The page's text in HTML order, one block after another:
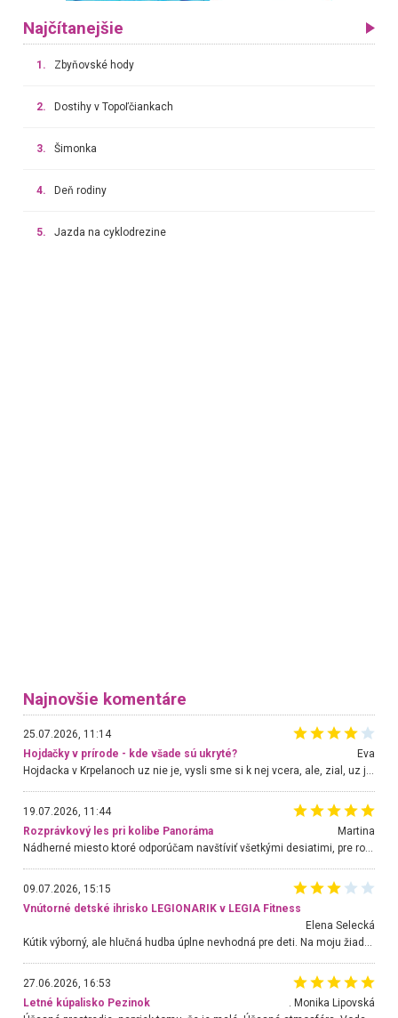
Najčítanejšie
1. Zbyňovské hody
2. Dostihy v Topoľčiankach
3. Šimonka
4. Deň rodiny
5. Jazda na cyklodrezine
Najnovšie komentáre
25.07.2026, 11:14
Hojdačky v prírode - kde všade sú ukryté?
Eva
Hojdacka v Krpelanoch uz nie je, vysli sme si k nej vcera, ale, zial, uz je znicena. Ak sem planujete cestu len kvoli hojdacke, mozete si ju usetrit. Krasny vyhlad je tu vsak aj bez hojdacky :-)
19.07.2026, 11:44
Rozprávkový les pri kolibe Panoráma
Martina
Nádherné miesto ktoré odporúčam navštíviť všetkými desiatimi, pre rodiny s deťmi, dôchodcom... Proste a jednoducho ozaj rozprávkový les.. určite ešte prídeme. Odniesli sme si na pamiatku krásne tričká,
09.07.2026, 15:15
Vnútorné detské ihrisko LEGIONARIK v LEGIA Fitness
Elena Selecká
Kútik výborný, ale hlučná hudba úplne nevhodná pre deti. Na moju žiadosť o aspoň sušenie nereagovali.
27.06.2026, 16:53
Letné kúpalisko Pezinok
. Monika Lipovská